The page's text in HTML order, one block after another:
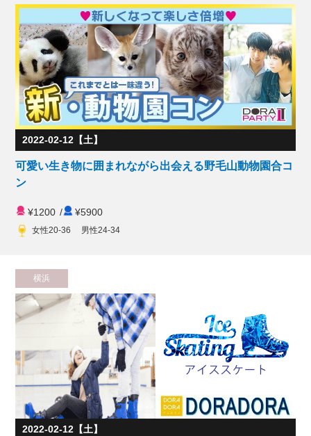
2022-02-12【土】
可愛い生き物に囲まれながら出会える野毛山動物園合コ
ン
¥1200 / ¥5900
女性20-36 男性24-34
横浜
2022-02-12【土】